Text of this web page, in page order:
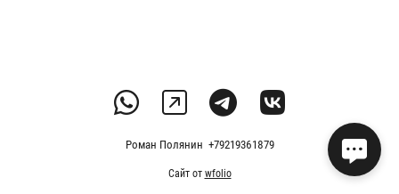
Роман Полянин +79219361879
Сайт от wfolio